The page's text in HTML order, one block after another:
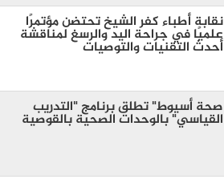
نقابة أطباء كفر الشيخ تحتضن مؤتمرًا
علميًا في جراحة اليد والرسغ لمناقشة
أحدث التقنيات والتوصيات
صحة أسيوط" تطلق برنامج "التدريب
القياسي" بالوحدات الصحية بالقوصية